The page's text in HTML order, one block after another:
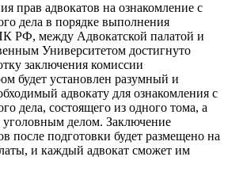
прав адвокатов на ознакомление с
дела в порядке выполнения
РФ, между Адвокатской палатой и
Университетом достигнуто
заключения комиссии
будет установлен разумный и
адвокату для ознакомления с
дела, состоящего из одного тома, а
делом. Заключение
после подготовки будет размещено на
и каждый адвокат сможет им